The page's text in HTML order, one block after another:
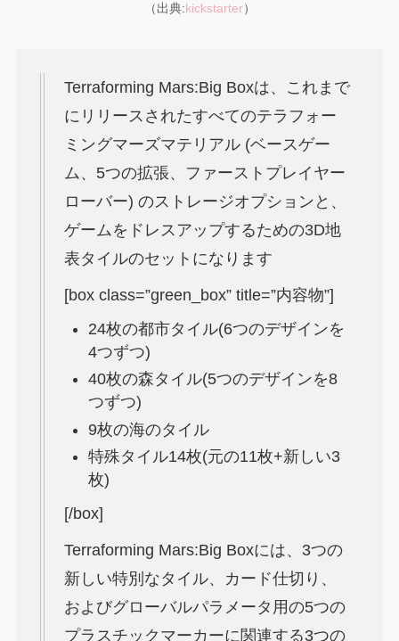
（出典:kickstarter）
Terraforming Mars:Big Boxは、これまで
にリリースされたすべてのテラフォー
ミングマーズマテリアル (ベースゲー
ム、5つの拡張、ファーストプレイヤー
ローバー) のストレージオプションと、
ゲームをドレスアップするための3D地
表タイルのセットになります
[box class=”green_box” title=”内容物”]
24枚の都市タイル(6つのデザインを
4つずつ)
40枚の森タイル(5つのデザインを8
つずつ)
9枚の海のタイル
特殊タイル14枚(元の11枚+新しい3
枚)
[/box]
Terraforming Mars:Big Boxには、3つの
新しい特別なタイル、カード仕切り、
およびグローバルパラメータ用の5つの
プラスチックマーカーに関連する3つの